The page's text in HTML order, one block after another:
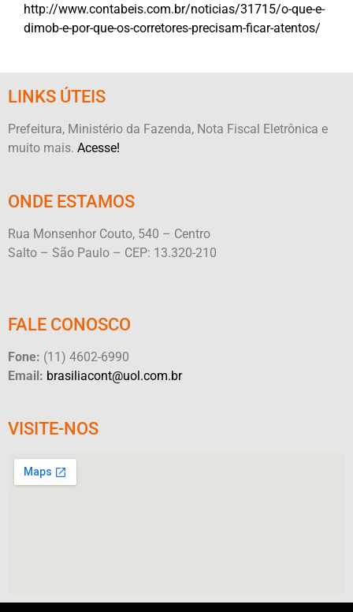
http://www.contabeis.com.br/noticias/31715/o-que-e-
dimob-e-por-que-os-corretores-precisam-ficar-atentos/
LINKS ÚTEIS
Prefeitura, Ministério da Fazenda, Nota Fiscal Eletrônica e
muito mais. Acesse!
ONDE ESTAMOS
Rua Monsenhor Couto, 540 – Centro
Salto – São Paulo – CEP: 13.320-210
FALE CONOSCO
Fone: (11) 4602-6990
Email: brasiliacont@uol.com.br
VISITE-NOS